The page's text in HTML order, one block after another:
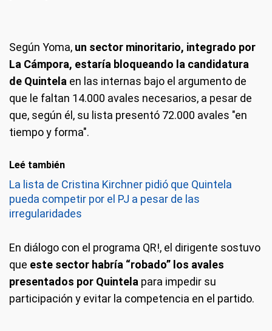
Según Yoma, un sector minoritario, integrado por
La Cámpora, estaría bloqueando la candidatura
de Quintela en las internas bajo el argumento de
que le faltan 14.000 avales necesarios, a pesar de
que, según él, su lista presentó 72.000 avales "en
tiempo y forma".
Leé también
La lista de Cristina Kirchner pidió que Quintela
pueda competir por el PJ a pesar de las
irregularidades
En diálogo con el programa QR!, el dirigente sostuvo
que este sector habría “robado” los avales
presentados por Quintela para impedir su
participación y evitar la competencia en el partido.